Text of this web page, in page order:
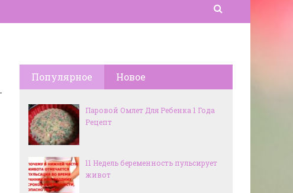
Популярное Новое
Паровой Омлет Для Ребенка 1 Года
Рецепт
11 Недель беременность пульсирует
живот